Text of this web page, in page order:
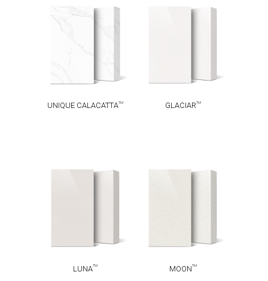
UNIQUE
CALACATTA
UNIQUE CALACATTATM GLACIARTM
LUNATM MOONTM